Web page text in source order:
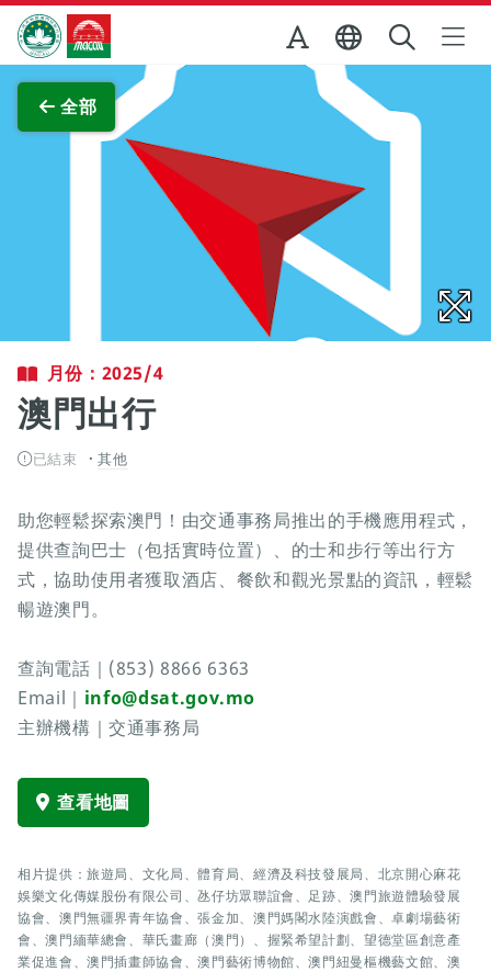
跳至主内容
澳門特別行政區政府旅遊局
全部
查看原圖
月份：2025/4
澳門出行
已結束 其他
助您輕鬆探索澳門！由交通事務局推出的手機應用程式，
提供查詢巴士（包括實時位置）、的士和步行等出行方
式，協助使用者獲取酒店、餐飲和觀光景點的資訊，輕鬆
暢遊澳門。
查詢電話｜(853) 8866 6363
Email｜ info@dsat.gov.mo
主辦機構｜交通事務局
查看地圖
相片提供：旅遊局、文化局、體育局、經濟及科技發展局、北京開心麻花
娛樂文化傳媒股份有限公司、氹仔坊眾聯誼會、足跡、澳門旅遊體驗發展
協會、澳門無疆界青年協會、張金加、澳門媽閣水陸演戲會、卓劇場藝術
會、澳門緬華總會、華氏畫廊（澳門）、握緊希望計劃、望德堂區創意產
業促進會、澳門插畫師協會、澳門藝術博物館、澳門紐曼樞機藝文館、澳